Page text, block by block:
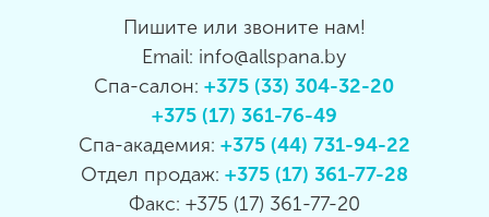
Пишите или звоните нам!
Email: info@allspana.by
Спа-салон:+375 (33) 304-32-20
+375 (17) 361-76-49
Спа-академия: +375 (44) 731-94-22
Отдел продаж: +375 (17) 361-77-28
Факс: +375 (17) 361-77-20